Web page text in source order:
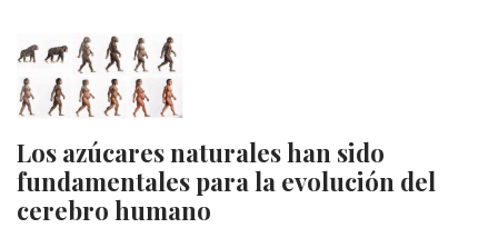
Los azúcares naturales han sido
fundamentales para la evolución del
cerebro humano